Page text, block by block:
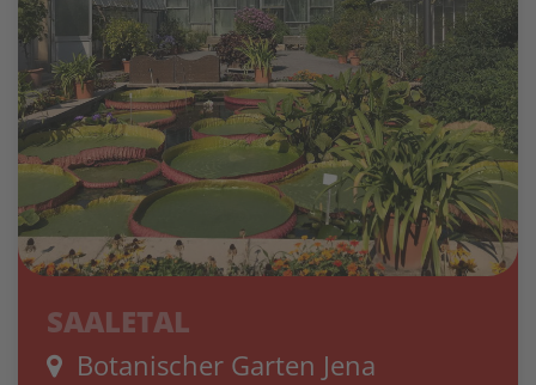
SAALETAL
Botanischer Garten Jena